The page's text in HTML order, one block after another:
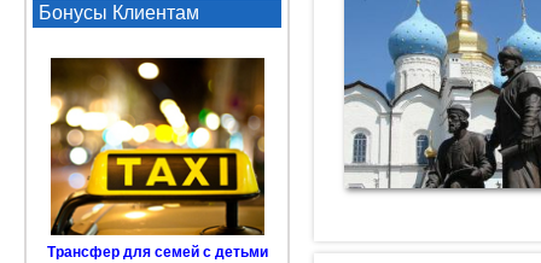
Бонусы Клиентам
Трансфер для семей с детьми